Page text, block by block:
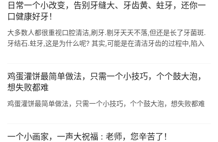
日常一个小改变，告别牙缝大、牙齿黄、蛀牙，还你一
口健康好牙！
大多数人都很重视口腔清洁,刷牙.剔牙天天不落,但还是长了牙菌斑.
牙结石.蛀牙,这是为什么呢? 其实,可能是在清洁牙齿的过程中,陷入
鸡蛋灌饼最简单做法，只需一个小技巧，个个鼓大泡，
想失败都难
鸡蛋灌饼最简单做法，只需一个小技巧，个个鼓大泡，想失败都难
一个小画家，一声大祝福 : 老师，您辛苦了！